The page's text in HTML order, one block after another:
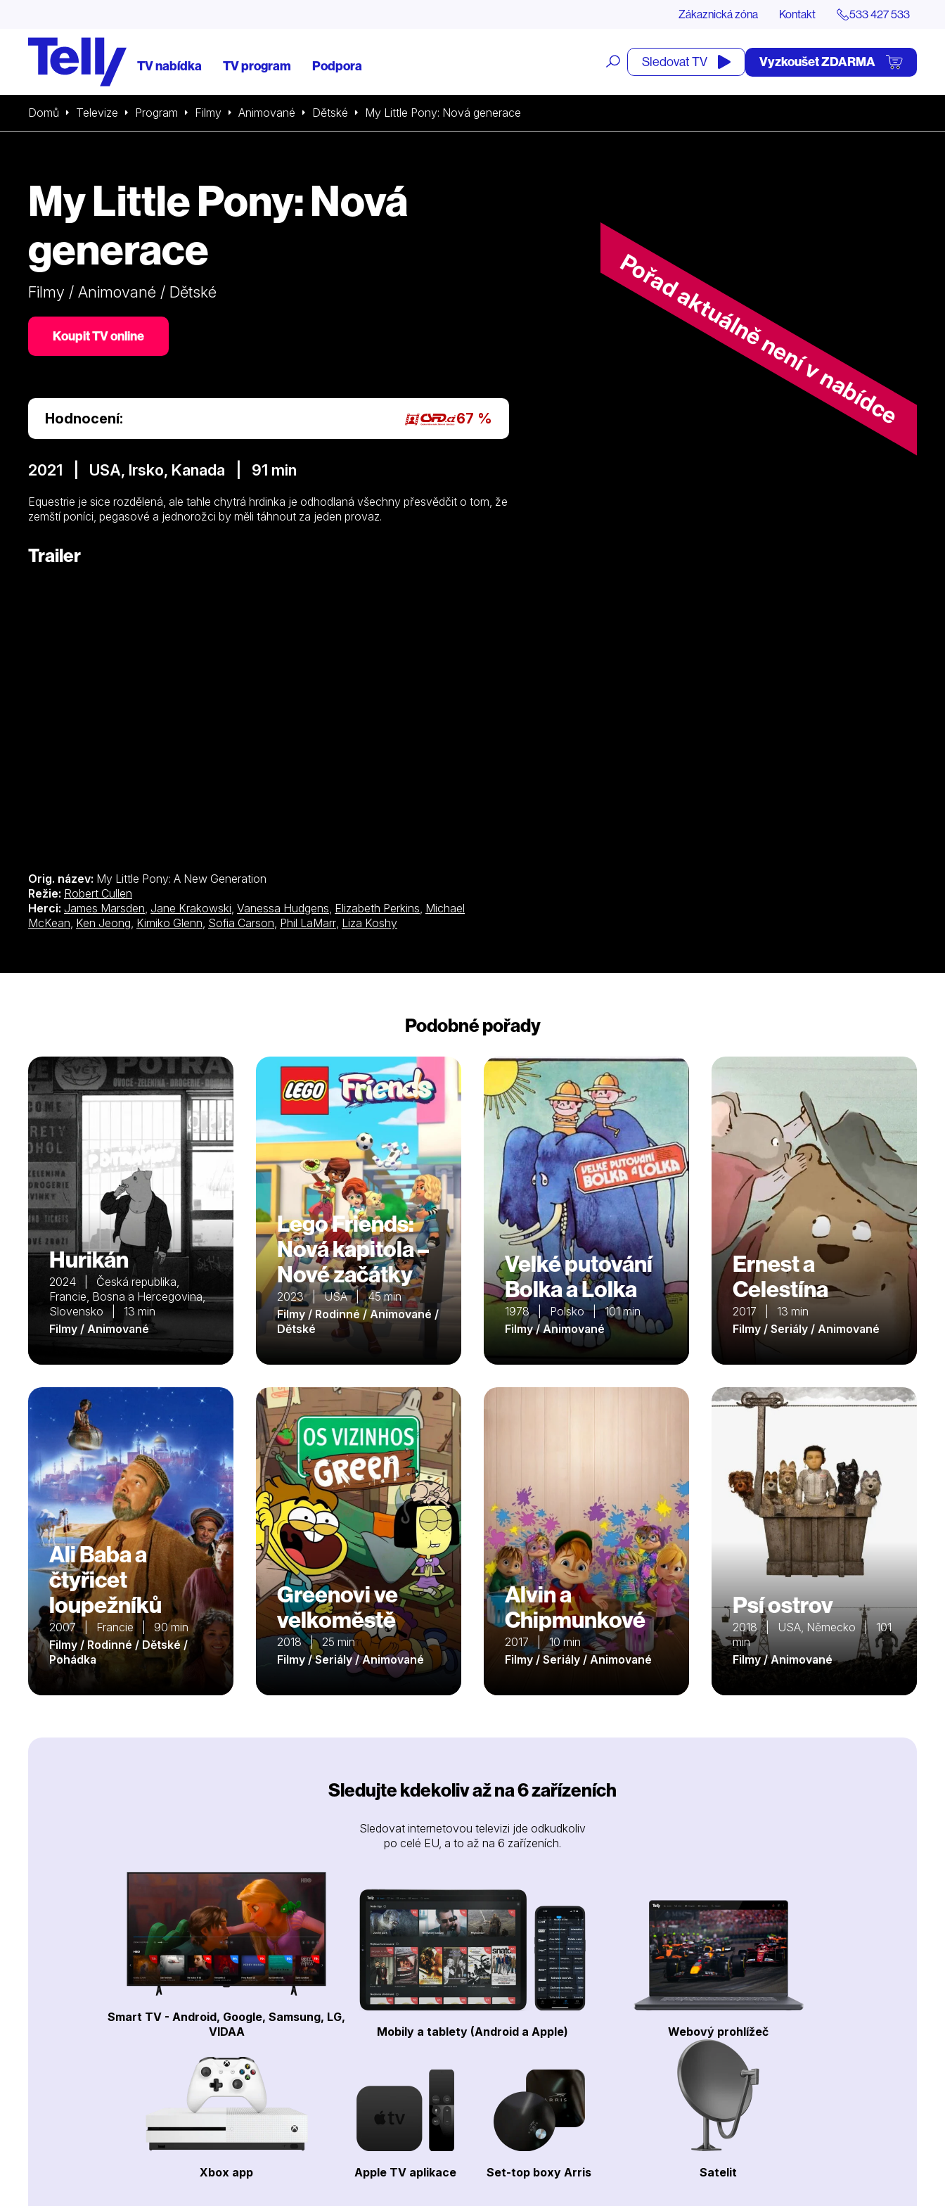
Zákaznická zóna Kontakt 533 427 533
TV nabídka TV program Podpora
Otevřít
vyhledávání
Sledovat TV Vyzkoušet ZDARMA
Domů Televize Program Filmy Animované Dětské My Little Pony: Nová generace
Pořad aktuálně není v nabídce
My Little Pony: Nová
generace
Filmy / Animované / Dětské
Koupit TV online
Hodnocení: 67 %
2021 | USA, Irsko, Kanada | 91 min
Equestrie je sice rozdělená, ale tahle chytrá hrdinka je odhodlaná všechny přesvědčit o tom, že
zemští poníci, pegasové a jednorožci by měli táhnout za jeden provaz.
Trailer
Orig. název: My Little Pony: A New Generation
Režie: Robert Cullen
Herci: James Marsden Jane Krakowski Vanessa Hudgens Elizabeth Perkins Michael
McKean Ken Jeong Kimiko Glenn Sofia Carson Phil LaMarr Liza Koshy
Podobné pořady
Hurikán
2024 | Česká republika,
Francie, Bosna a Hercegovina,
Slovensko | 13 min
Filmy / Animované
Lego Friends:
Nová kapitola –
Nové začátky
2023 | USA | 45 min
Filmy / Rodinné / Animované /
Dětské
Velké putování
Bolka a Lolka
1978 | Polsko | 101 min
Filmy / Animované
Ernest a
Celestína
2017 | 13 min
Filmy / Seriály / Animované
Ali Baba a
čtyřicet
loupežníků
2007 | Francie | 90 min
Filmy / Rodinné / Dětské /
Pohádka
Greenovi ve
velkoměstě
2018 | 25 min
Filmy / Seriály / Animované
Alvin a
Chipmunkové
2017 | 10 min
Filmy / Seriály / Animované
Psí ostrov
2018 | USA, Německo | 101
min
Filmy / Animované
Sledujte kdekoliv až na 6 zařízeních
Sledovat internetovou televizi jde odkudkoliv
po celé EU, a to až na 6 zařízeních.
Smart TV - Android, Google, Samsung, LG,
VIDAA
Mobily a tablety (Android a Apple) Webový prohlížeč
Xbox app Apple TV aplikace Set-top boxy Arris Satelit